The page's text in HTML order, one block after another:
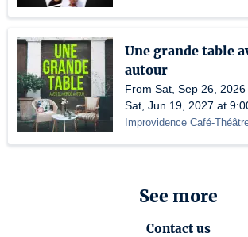
Une grande table
autour
From Sat, Sep 26,
Sat, Jun 19, 2027 at
Improvidence Café-
See more
Contact us